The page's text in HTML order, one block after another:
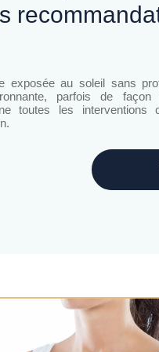
exposée au soleil sans
parfois de façon
toutes les interventions